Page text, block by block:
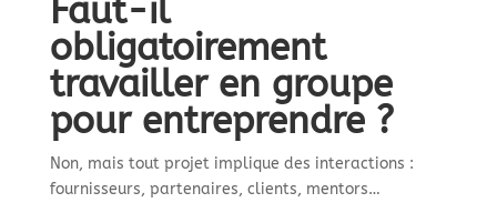
Faut-il
obligatoirement
travailler en groupe
pour entreprendre ?
Non, mais tout projet implique des interactions :
fournisseurs, partenaires, clients, mentors…